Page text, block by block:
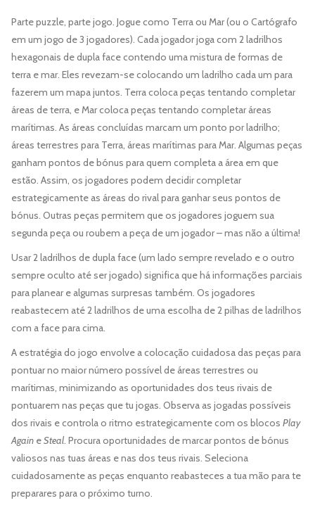
Parte puzzle, parte jogo. Jogue como Terra ou Mar (ou o Cartógrafo
em um jogo de 3 jogadores). Cada jogador joga com 2 ladrilhos
hexagonais de dupla face contendo uma mistura de formas de
terra e mar. Eles revezam-se colocando um ladrilho cada um para
fazerem um mapa juntos. Terra coloca peças tentando completar
áreas de terra, e Mar coloca peças tentando completar áreas
marítimas. As áreas concluídas marcam um ponto por ladrilho;
áreas terrestres para Terra, áreas marítimas para Mar. Algumas peças
ganham pontos de bónus para quem completa a área em que
estão. Assim, os jogadores podem decidir completar
estrategicamente as áreas do rival para ganhar seus pontos de
bónus. Outras peças permitem que os jogadores joguem sua
segunda peça ou roubem a peça de um jogador – mas não a última!
Usar 2 ladrilhos de dupla face (um lado sempre revelado e o outro
sempre oculto até ser jogado) significa que há informações parciais
para planear e algumas surpresas também. Os jogadores
reabastecem até 2 ladrilhos de uma escolha de 2 pilhas de ladrilhos
com a face para cima.
A estratégia do jogo envolve a colocação cuidadosa das peças para
pontuar no maior número possível de áreas terrestres ou
marítimas, minimizando as oportunidades dos teus rivais de
pontuarem nas peças que tu jogas. Observa as jogadas possíveis
dos rivais e controla o ritmo estrategicamente com os blocos Play
Again eSteal. Procura oportunidades de marcar pontos de bónus
valiosos nas tuas áreas e nas dos teus rivais. Seleciona
cuidadosamente as peças enquanto reabasteces a tua mão para te
preparares para o próximo turno.